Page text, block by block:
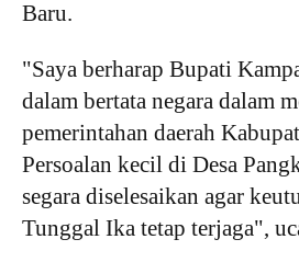
Baru.
"Saya berharap Bupati
dalam bertata negara dalam
pemerintahan daerah
Persoalan kecil di Desa
segara diselesaikan agar
Tunggal Ika tetap terjaga",